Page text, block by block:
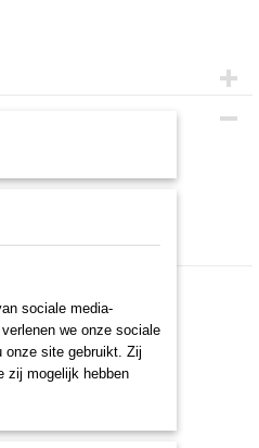
sociale media-
we onze sociale
onze site gebruikt. Zij
zij mogelijk hebben